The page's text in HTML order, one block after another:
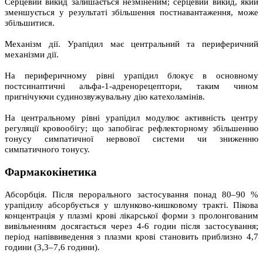
зменшується у результаті збільшення постнавантаження, може
збільшитися.
Механізм дії. Урапідил має центральний та периферичний
механізми дії.
На периферичному рівні урапідил блокує в основному
постсинаптичні альфа-1-адренорецептори, таким чином
пригнічуючи судинозвужувальну дію катехоламінів.
На центральному рівні урапідил модулює активність центру
регуляції кровообігу; що запобігає рефлекторному збільшенню
тонусу симпатичної нервової системи чи зниженню
симпатичного тонусу.
Фармакокінетика
Абсорбція. Після перорального застосування понад 80–90 %
урапідилу абсорбується у шлунково-кишковому тракті. Пікова
концентрація у плазмі крові лікарської форми з пролонгованим
вивільненням досягається через 4-6 годин після застосування;
період напіввиведення з плазми крові становить приблизно 4,7
години (3,3–7,6 години).